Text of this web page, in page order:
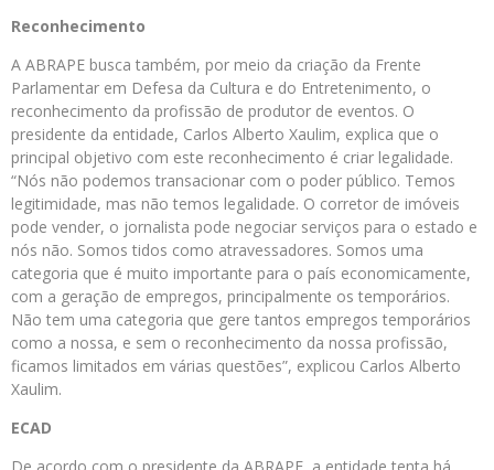
Reconhecimento
A ABRAPE busca também, por meio da criação da Frente
Parlamentar em Defesa da Cultura e do Entretenimento, o
reconhecimento da profissão de produtor de eventos. O
presidente da entidade, Carlos Alberto Xaulim, explica que o
principal objetivo com este reconhecimento é criar legalidade.
“Nós não podemos transacionar com o poder público. Temos
legitimidade, mas não temos legalidade. O corretor de imóveis
pode vender, o jornalista pode negociar serviços para o estado e
nós não. Somos tidos como atravessadores. Somos uma
categoria que é muito importante para o país economicamente,
com a geração de empregos, principalmente os temporários.
Não tem uma categoria que gere tantos empregos temporários
como a nossa, e sem o reconhecimento da nossa profissão,
ficamos limitados em várias questões”, explicou Carlos Alberto
Xaulim.
ECAD